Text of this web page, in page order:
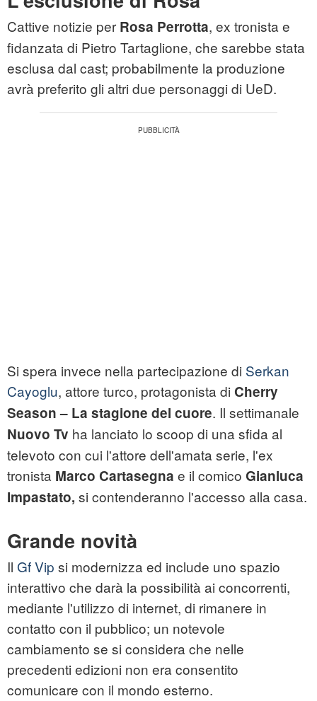
Cattive notizie per Rosa Perrotta, ex tronista e
fidanzata di Pietro Tartaglione, che sarebbe stata
esclusa dal cast; probabilmente la produzione
avrà preferito gli altri due personaggi di UeD.
Si spera invece nella partecipazione di Serkan
Cayoglu, attore turco, protagonista di Cherry
Season – La stagione del cuore. Il settimanale
Nuovo Tv ha lanciato lo scoop di una sfida al
televoto con cui l'attore dell'amata serie, l'ex
tronista Marco Cartasegna e il comico Gianluca
Impastato, si contenderanno l'accesso alla casa.
Grande novità
Il Gf Vip si modernizza ed include uno spazio
interattivo che darà la possibilità ai concorrenti,
mediante l'utilizzo di internet, di rimanere in
contatto con il pubblico; un notevole
cambiamento se si considera che nelle
precedenti edizioni non era consentito
comunicare con il mondo esterno.